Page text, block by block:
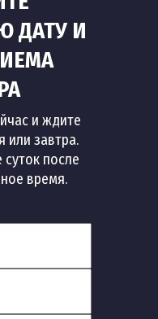
ДАТУ И
и ждите
или завтра.
после
время.